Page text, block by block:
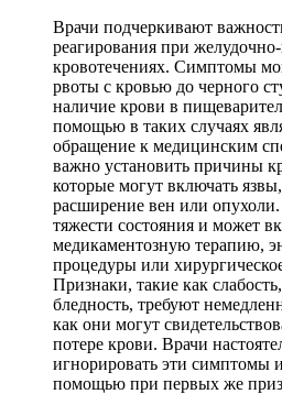
Врачи подчеркивают
реагирования при
кровотечениях. Симптомы
рвоты с кровью до черного
наличие крови в
помощью в таких случаях
обращение к медицинским
важно установить причины
которые могут включать
расширение вен или
тяжести состояния и может
медикаментозную терапию,
процедуры или
Признаки, такие как
бледность, требуют
как они могут
потере крови. Врачи
игнорировать эти симптомы
помощью при первых же